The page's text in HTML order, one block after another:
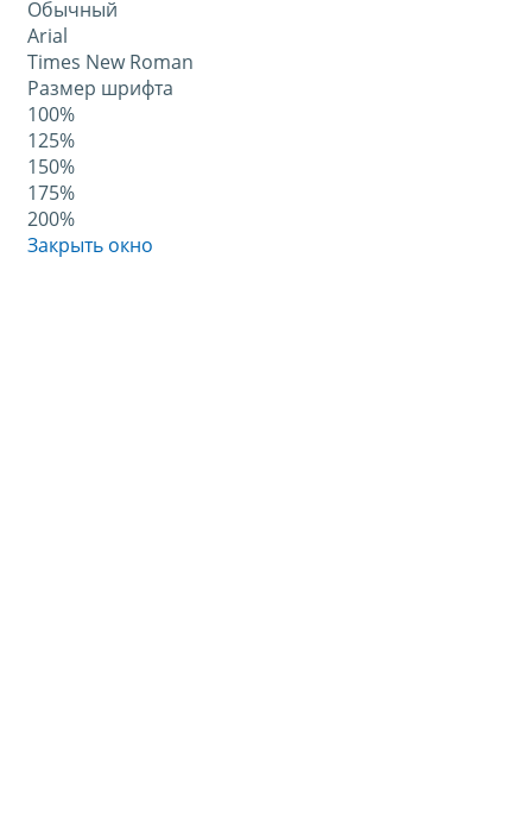
Обычный
Arial
Times New Roman
Размер шрифта
100%
125%
150%
175%
200%
Закрыть окно